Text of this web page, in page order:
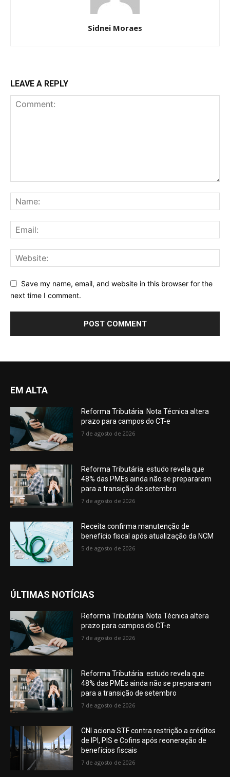
Sidnei Moraes
LEAVE A REPLY
Save my name, email, and website in this browser for the
next time I comment.
EM ALTA
Reforma Tributária: Nota Técnica altera
prazo para campos do CT-e
7 de agosto de 2026
Reforma Tributária: estudo revela que
48% das PMEs ainda não se prepararam
para a transição de setembro
7 de agosto de 2026
Receita confirma manutenção de
benefício fiscal após atualização da NCM
5 de agosto de 2026
ÚLTIMAS NOTÍCIAS
Reforma Tributária: Nota Técnica altera
prazo para campos do CT-e
7 de agosto de 2026
Reforma Tributária: estudo revela que
48% das PMEs ainda não se prepararam
para a transição de setembro
7 de agosto de 2026
CNI aciona STF contra restrição a créditos
de IPI, PIS e Cofins após reoneração de
benefícios fiscais
7 de agosto de 2026